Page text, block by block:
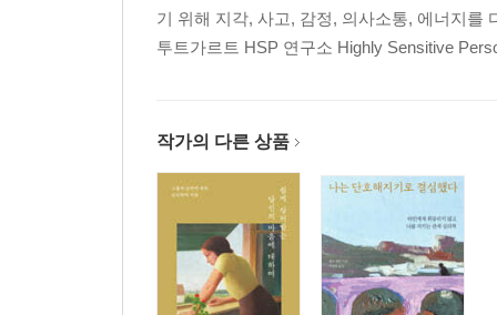
기 위해 지각, 사고, 감정, 의사소통, 에너지를
투트가르트 HSP 연구소 Highly Sensitive
작가의 다른 상품